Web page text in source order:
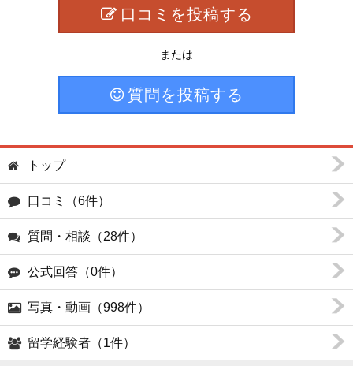
口コミを投稿する
または
質問を投稿する
トップ
口コミ（6件）
質問・相談（28件）
公式回答（0件）
写真・動画（998件）
留学経験者（1件）